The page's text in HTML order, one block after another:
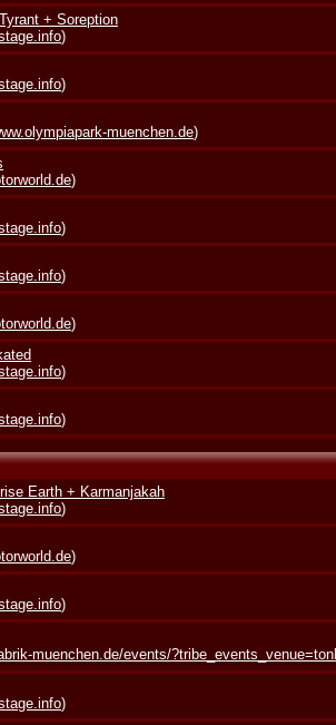
+ Soreption
)
)
muenchen.de)
)
)
)
)
)
)
Earth + Karmanjakah
)
)
)
muenchen.de/events/
)